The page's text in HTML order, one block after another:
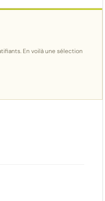
En voilà une sélection